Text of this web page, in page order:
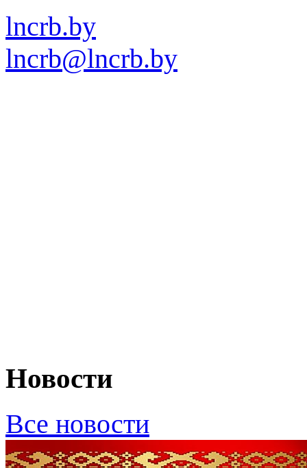
lncrb.by
lncrb@lncrb.by
Новости
Все новости